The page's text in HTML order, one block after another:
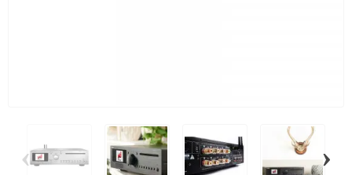
‹ ›